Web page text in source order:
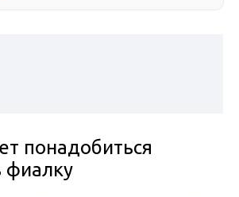
понадобиться
фиалку